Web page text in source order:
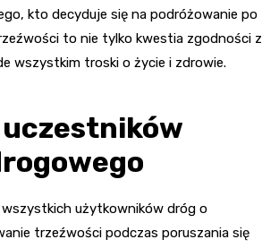
kto decyduje się na podróżowanie po
to nie tylko kwestia zgodności z
wszystkim troski o życie i zdrowie.
wszystkich użytkowników dróg o
trzeźwości podczas poruszania się